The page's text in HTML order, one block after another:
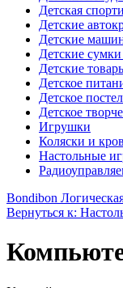
Детская
Детские
Детские
Детские
Детские
Детское
Детское
Детское
Игрушки
Коляски и
Настольные
Bondibon
Вернуться к: